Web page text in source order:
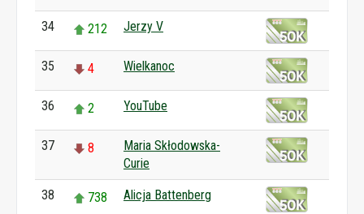
34 212 Jerzy V
35 4 Wielkanoc
36 2 YouTube
37 8
Maria Skłodowska-
Curie
38 738 Alicja Battenberg